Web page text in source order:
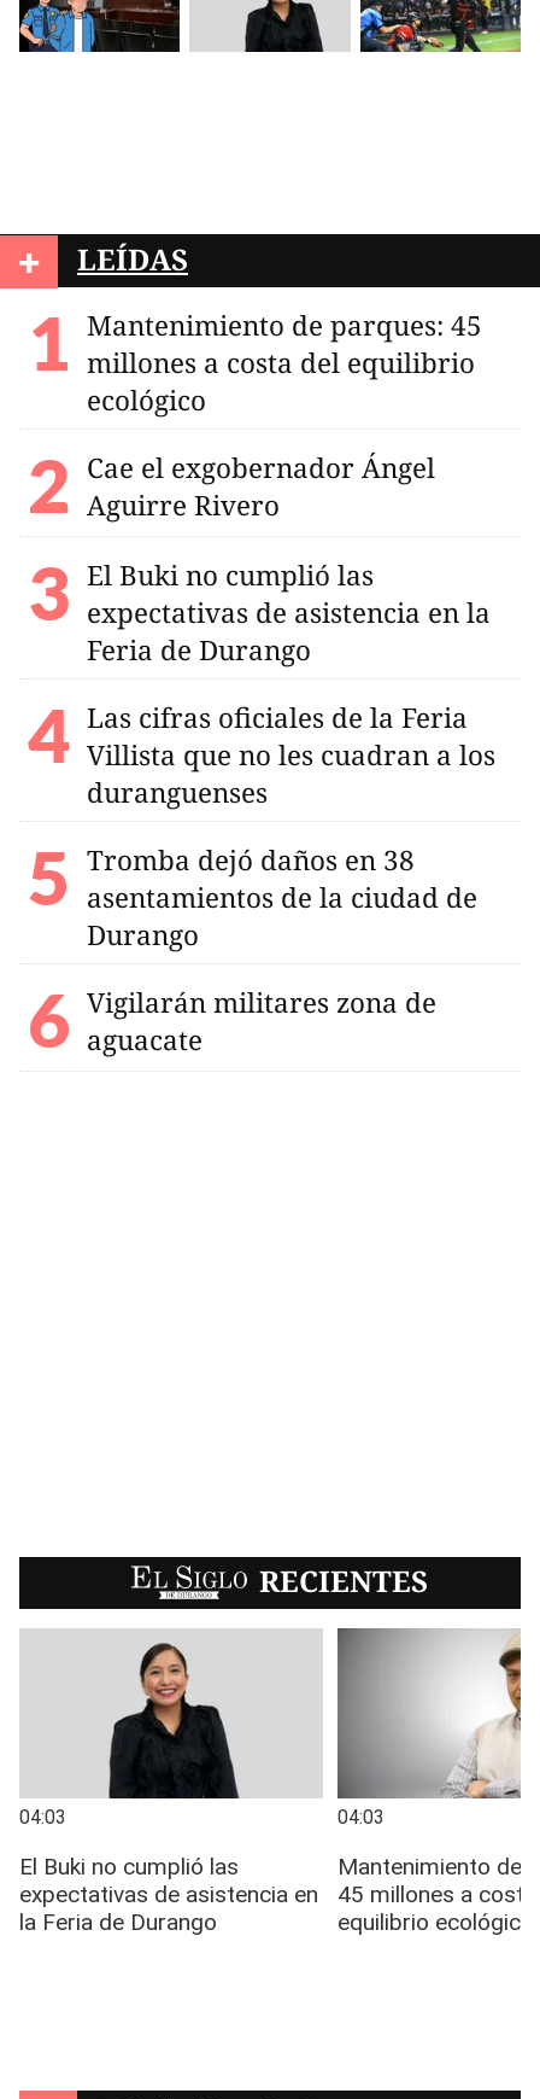
+ LEÍDAS
Mantenimiento de parques: 45
millones a costa del equilibrio
ecológico
Cae el exgobernador Ángel
Aguirre Rivero
El Buki no cumplió las
expectativas de asistencia en la
Feria de Durango
Las cifras oficiales de la Feria
Villista que no les cuadran a los
duranguenses
Tromba dejó daños en 38
asentamientos de la ciudad de
Durango
Vigilarán militares zona de
aguacate
EL SIGLO RECIENTES